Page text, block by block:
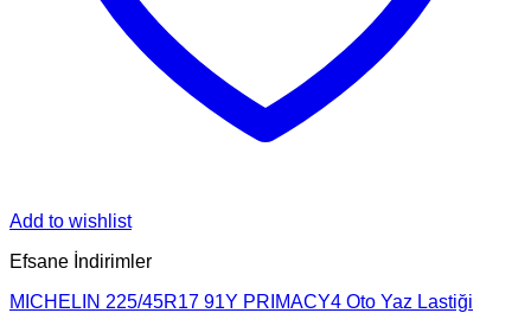
Add to wishlist
Efsane İndirimler
MICHELIN 225/45R17 91Y PRIMACY4 Oto Yaz Lastiği